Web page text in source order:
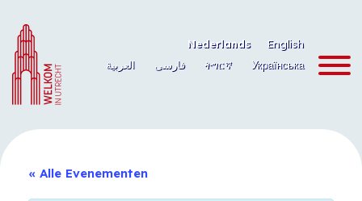
naar
de
inhoud
Nederlands
English
العربية
فارسی ትግርኛ Українська
« Alle Evenementen